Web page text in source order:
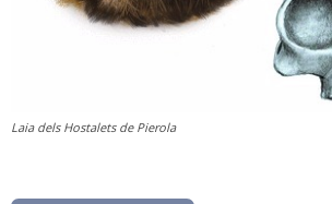
Laia dels Hostalets de Pierola